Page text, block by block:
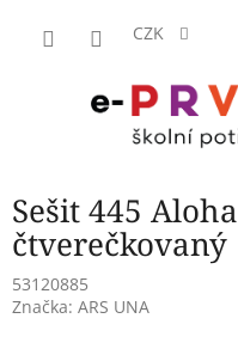
CZK
Sešit 445
čtverečkovaný
53120885
Značka: ARS UNA